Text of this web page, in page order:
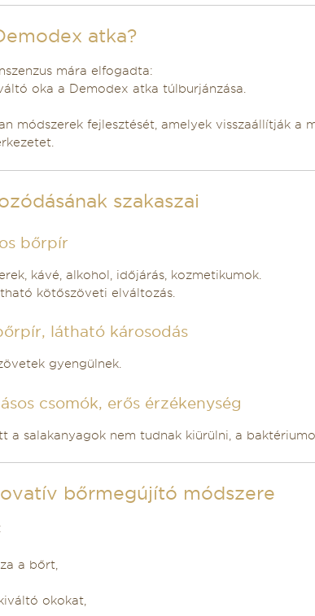
atka?
mára elfogadta:
oka a Demodex atka túlburjánzása.
módszerek fejlesztését, amelyek visszaállítják a
szakaszai
bőrpír
kávé, alkohol, időjárás, kozmetikumok.
kötőszöveti elváltozás.
látható károsodás
gyengülnek.
csomók, erős érzékenység
a salakanyagok nem tudnak kiürülni, a
bőrmegújító módszere
a bőrt,
okokat,